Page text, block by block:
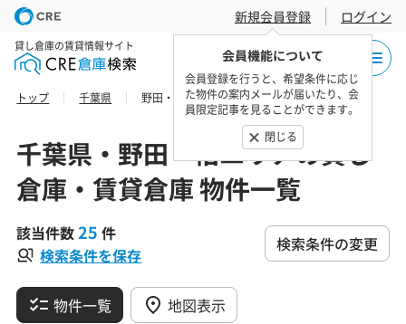
新規会員登録
会員機能について
会員登録を行うと、希望条件に応じ
た物件の案内メールが届いたり、会
員限定記事を見ることができます。
閉じる
ログイン
貸し倉庫の賃貸情報サイト
トップ 千葉県 野田・柏エリアの貸し倉庫・賃貸倉庫 物件一覧
千葉県・野田・柏エリアの貸し
倉庫・賃貸倉庫 物件一覧
該当件数25 件
検索条件を保存
検索条件の変更
物件一覧 地図表示